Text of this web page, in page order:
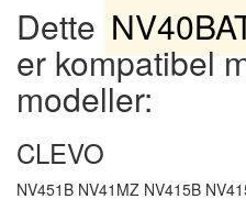
Dette
er kompatibel
modeller:
CLEVO
NV451B NV41MZ NV415B